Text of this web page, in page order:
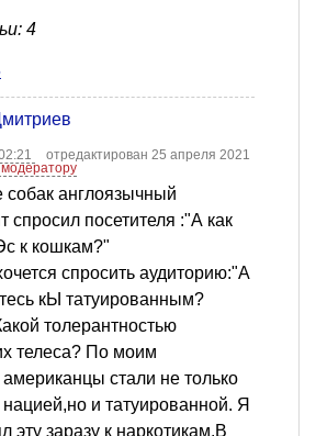
4
отредактирован 25 апреля 2021
собак англоязычный
спросил посетителя :"А как
к кошкам?"
спросить аудиторию:"А
кЫ татуированным?
толерантностью
телеса? По моим
стали не только
и татуированной. Я
эту заразу к наркотикам.В